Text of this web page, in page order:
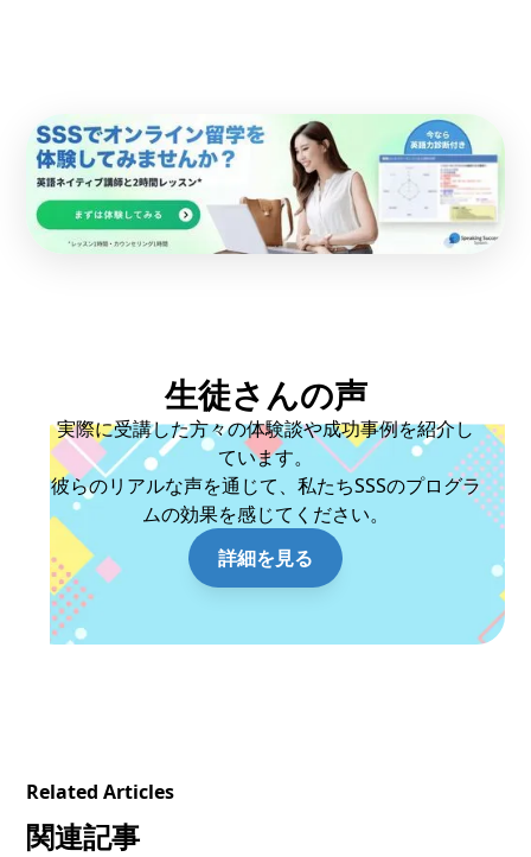
生徒さんの声
実際に受講した方々の体験談や成功事例を紹介し
ています。
彼らのリアルな声を通じて、私たちSSSのプログラ
ムの効果を感じてください。
詳細を見る
Related Articles
関連記事